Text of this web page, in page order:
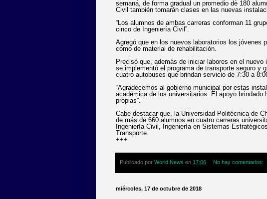
semana, de forma gradual un promedio de 180
Civil también tomarán clases en las nuevas
“Los alumnos de ambas carreras conforman 11
cinco de Ingeniería Civil”.
Agregó que en los nuevos laboratorios los jóvenes
como de material de rehabilitación.
Precisó que, además de iniciar labores en el
se implementó el programa de transporte seguro y
cuatro autobuses que brindan servicio de 7:30 a
“Agradecemos al gobierno municipal por estas
académica de los universitarios. El apoyo
propias”.
Cabe destacar que, la Universidad Politécnica de
de más de 660 alumnos en cuatro carreras
Ingeniería Civil, Ingeniería en Sistemas
Transporte.
+++
Publicado por World News en 17:06 No hay comentarios:
miércoles, 17 de octubre de 2018